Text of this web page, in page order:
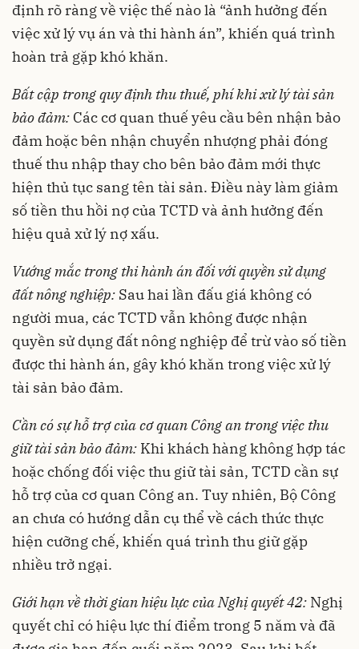
định rõ ràng về việc thế nào là “ảnh hưởng đến
việc xử lý vụ án và thi hành án”, khiến quá trình
hoàn trả gặp khó khăn.
Bất cập trong quy định thu thuế, phí khi xử lý tài sản
bảo đảm: Các cơ quan thuế yêu cầu bên nhận bảo
đảm hoặc bên nhận chuyển nhượng phải đóng
thuế thu nhập thay cho bên bảo đảm mới thực
hiện thủ tục sang tên tài sản. Điều này làm giảm
số tiền thu hồi nợ của TCTD và ảnh hưởng đến
hiệu quả xử lý nợ xấu.
Vướng mắc trong thi hành án đối với quyền sử dụng
đất nông nghiệp: Sau hai lần đấu giá không có
người mua, các TCTD vẫn không được nhận
quyền sử dụng đất nông nghiệp để trừ vào số tiền
được thi hành án, gây khó khăn trong việc xử lý
tài sản bảo đảm.
Cần có sự hỗ trợ của cơ quan Công an trong việc thu
giữ tài sản bảo đảm: Khi khách hàng không hợp tác
hoặc chống đối việc thu giữ tài sản, TCTD cần sự
hỗ trợ của cơ quan Công an. Tuy nhiên, Bộ Công
an chưa có hướng dẫn cụ thể về cách thức thực
hiện cưỡng chế, khiến quá trình thu giữ gặp
nhiều trở ngại.
Giới hạn về thời gian hiệu lực của Nghị quyết 42: Nghị
quyết chỉ có hiệu lực thí điểm trong 5 năm và đã